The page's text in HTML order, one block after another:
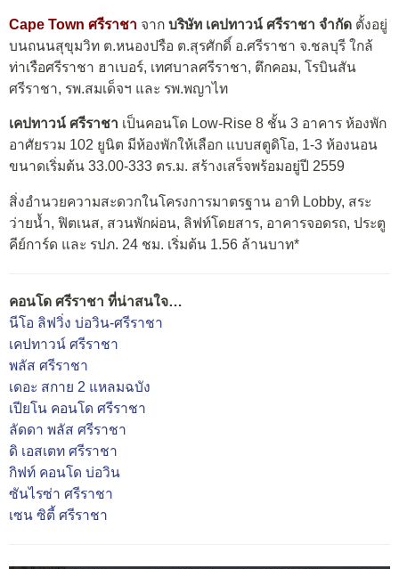
Cape Town ศรีราชา จาก บริษัท เคปทาวน์ ศรีราชา จำกัด ตั้งอยู่
บนถนนสุขุมวิท ต.หนองปรือ ต.สุรศักดิ์ อ.ศรีราชา จ.ชลบุรี ใกล้
ท่าเรือศรีราชา ฮาเบอร์, เทศบาลศรีราชา, ตึกคอม, โรบินสัน
ศรีราชา, รพ.สมเด็จฯ และ รพ.พญาไท
เคปทาวน์ ศรีราชา เป็นคอนโด Low-Rise 8 ชั้น 3 อาคาร ห้องพัก
อาศัยรวม 102 ยูนิต มีห้องพักให้เลือก แบบสตูดิโอ, 1-3 ห้องนอน
ขนาดเริ่มต้น 33.00-333 ตร.ม. สร้างเสร็จพร้อมอยู่ปี 2559
สิ่งอำนวยความสะดวกในโครงการมาตรฐาน อาทิ Lobby, สระ
ว่ายน้ำ, ฟิตเนส, สวนพักผ่อน, ลิฟท์โดยสาร, อาคารจอดรถ, ประตู
คีย์การ์ด และ รปภ. 24 ชม. เริ่มต้น 1.56 ล้านบาท*
คอนโด ศรีราชา ที่น่าสนใจ…
นีโอ ลิฟวิ่ง บ่อวิน-ศรีราชา
เคปทาวน์ ศรีราชา
พลัส ศรีราชา
เดอะ สกาย 2 แหลมฉบัง
เปียโน คอนโด ศรีราชา
ลัดดา พลัส ศรีราชา
ดิ เอสเตท ศรีราชา
กิฟท์ คอนโด บ่อวิน
ซันไรซ่า ศรีราชา
เซน ซิตี้ ศรีราชา